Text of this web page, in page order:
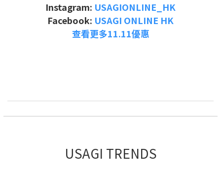
Instagram: USAGIONLINE_HK
Facebook: USAGI ONLINE HK
查看更多11.11優惠
USAGI TRENDS